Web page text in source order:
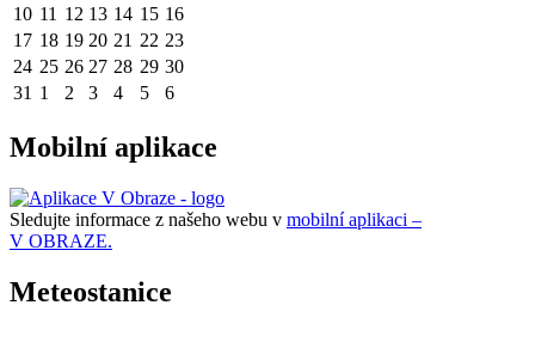
10 11 12 13 14 15 16
17 18 19 20 21 22 23
24 25 26 27 28 29 30
31 1 2 3 4 5 6
Mobilní aplikace
Sledujte informace z našeho webu v mobilní aplikaci –
V OBRAZE.
Meteostanice